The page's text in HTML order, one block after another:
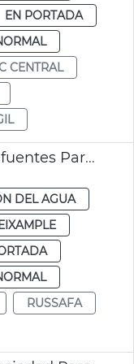
EN PORTADA
CENTRAL
Limpieza y mantenimient fuentes Parc Central València
DEL AGUA
RUSSAFA